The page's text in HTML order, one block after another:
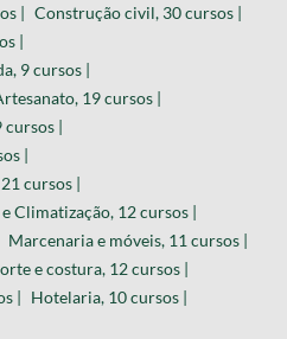
|
Construção civil, 30 cursos |
|
9 cursos |
19 cursos |
|
|
cursos |
Climatização, 12 cursos |
Marcenaria e móveis, 11 cursos |
e costura, 12 cursos |
|
Hotelaria, 10 cursos |